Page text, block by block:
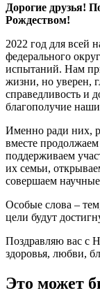
Дорогие друзья!
Рождеством!
2022 год для всей
федерального
испытаний. Нам
жизни, но уверен,
справедливость и
благополучие
Именно ради них,
вместе
поддерживаем
их семьи,
совершаем
Особые слова –
цели будут
Поздравляю вас с
здоровья, любви,
Это может